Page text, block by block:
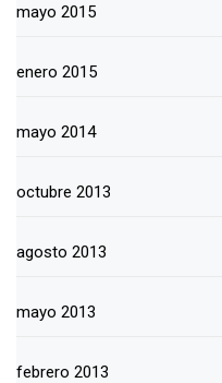
mayo 2015
enero 2015
mayo 2014
octubre 2013
agosto 2013
mayo 2013
febrero 2013